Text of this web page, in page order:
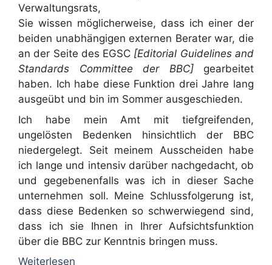
Verwaltungsrats,
Sie wissen möglicherweise, dass ich einer der
beiden unabhängigen externen Berater war, die
an der Seite des EGSC [Editorial Guidelines and
Standards Committee der BBC] gearbeitet
haben. Ich habe diese Funktion drei Jahre lang
ausgeübt und bin im Sommer ausgeschieden.
Ich habe mein Amt mit tiefgreifenden,
ungelösten Bedenken hinsichtlich der BBC
niedergelegt. Seit meinem Ausscheiden habe
ich lange und intensiv darüber nachgedacht, ob
und gegebenenfalls was ich in dieser Sache
unternehmen soll. Meine Schlussfolgerung ist,
dass diese Bedenken so schwerwiegend sind,
dass ich sie Ihnen in Ihrer Aufsichtsfunktion
über die BBC zur Kenntnis bringen muss.
Weiterlesen